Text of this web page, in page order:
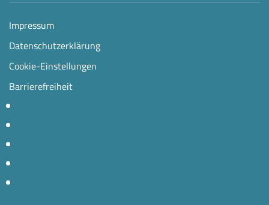
Impressum
Datenschutzerklärung
Cookie-Einstellungen
Barrierefreiheit